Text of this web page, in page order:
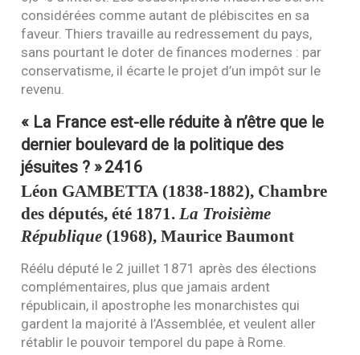
considérées comme autant de plébiscites en sa
faveur. Thiers travaille au redressement du pays,
sans pourtant le doter de finances modernes : par
conservatisme, il écarte le projet d’un impôt sur le
revenu.
« La France est-elle réduite à n’être que le
dernier boulevard de la politique des
jésuites ? »2416
Léon GAMBETTA (1838-1882), Chambre
des députés, été 1871. La Troisième
République (1968), Maurice Baumont
Réélu député le 2 juillet 1871 après des élections
complémentaires, plus que jamais ardent
républicain, il apostrophe les monarchistes qui
gardent la majorité à l’Assemblée, et veulent aller
rétablir le pouvoir temporel du pape à Rome.